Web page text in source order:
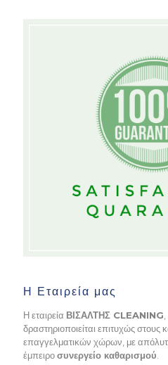
Η Εταιρεία μας
Η εταιρεία ΒΙΣΑΛΤΗΣ CLEANING
δραστηριοποιείται επιτυχώς στους
επαγγελματικών χώρων, με
έμπειροσυνεργείο καθαρισμού.